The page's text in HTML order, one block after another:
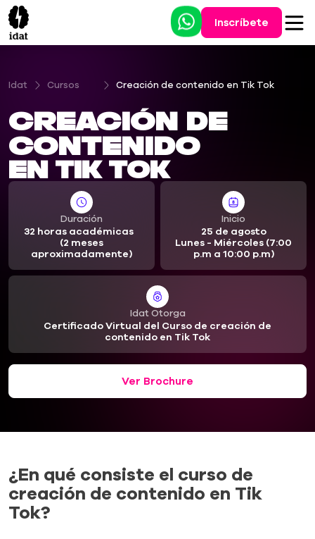
Inscríbete
Idat Cursos Creación de contenido en Tik Tok
Creación de
contenido
en Tik Tok
Duración
32 horas académicas
(2 meses
aproximadamente)
Inicio
25 de agosto
Lunes - Miércoles (7:00
p.m a 10:00 p.m)
Idat Otorga
Certificado Virtual del Curso de creación de
contenido en Tik Tok
Ver Brochure
¿En qué consiste el curso de
creación de contenido en Tik
Tok?